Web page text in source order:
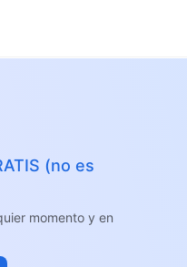
(no es
momento y en